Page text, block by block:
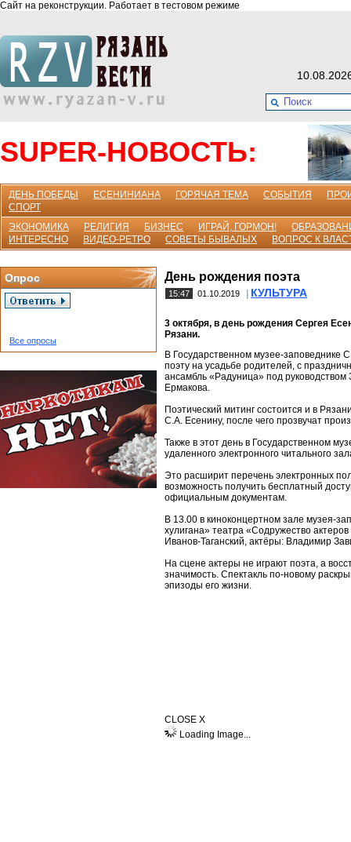
Сайт на реконструкции. Работает в тестовом режиме
SUPER-НОВОСТЬ:
ДЕНЬ ПОБЕДЫ ЕСЕНИНИАНА ГОРЯЧАЯ ТЕМА СОБЫТИЯ
СПОРТ
ЭКОНОМИКА
РЕЛИГИЯ БИЗНЕС ИГРАЙ, ГОРМОН!
ИНТЕРЕСНО
ВИДЕО-РЕТРО СОВЕТЫ БЫВАЛЫХ ВОПРОС К
Опрос
Все опросы
День рождения поэта
15:47 01.10.2019 КУЛЬТУРА
3 октября, в день рождения Сергея
Рязани.
В Государственном музее-заповеднике
поэту на усадьбе родителей, c
ансамбль «Радуница» под руководством
Ермакова.
Поэтический митинг состоится и в
С.А. Есенину, после чего прозвучат
Также в этот день в Государственном
удаленного электронного читального
Это расширит перечень электронных
возможность получить бесплатный
официальным документам.
В 13.00 в киноконцертном зале музея-
хулигана» театра «Содружество
Иванов-Таганский, актёры: Владимир
На сцене актеры не играют поэта, а
значимость. Спектакль по-новому
эпизоды его жизни.
CLOSE X
Loading Image...